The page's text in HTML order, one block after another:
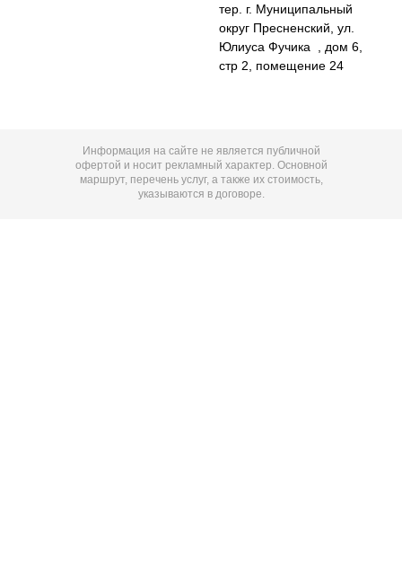
тер. г. Муниципальный
округ Пресненский, ул.
Юлиуса Фучика , дом 6,
стр 2, помещение 24
Информация на сайте не является публичной
офертой и носит рекламный характер. Основной
маршрут, перечень услуг, а также их стоимость,
указываются в договоре.